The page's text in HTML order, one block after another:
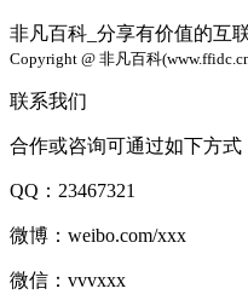
非凡百科_分享有价值的互
Copyright @ 非凡百科
联系我们
合作或咨询可通过如下方式
QQ：23467321
微博：weibo.com/xxx
微信：vvvxxx